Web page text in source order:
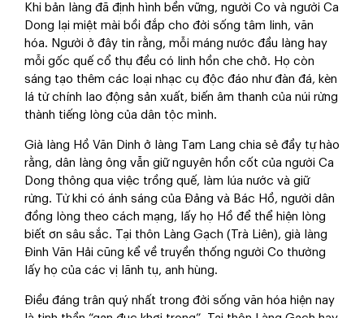
Khi bản làng đã định hình bền vững, người Co và người Ca
Dong lại miệt mài bồi đắp cho đời sống tâm linh, văn
hóa. Người ở đây tin rằng, mỗi máng nước đầu làng hay
mỗi gốc quế cổ thụ đều có linh hồn che chở. Họ còn
sáng tạo thêm các loại nhạc cụ độc đáo như đàn đá, kèn
lá từ chính lao động sản xuất, biến âm thanh của núi rừng
thành tiếng lòng của dân tộc mình.
Già làng Hồ Văn Dinh ở làng Tam Lang chia sẻ đầy tự hào
rằng, dân làng ông vẫn giữ nguyên hồn cốt của người Ca
Dong thông qua việc trồng quế, làm lúa nước và giữ
rừng. Từ khi có ánh sáng của Đảng và Bác Hồ, người dân
đồng lòng theo cách mạng, lấy họ Hồ để thể hiện lòng
biết ơn sâu sắc. Tại thôn Làng Gạch (Trà Liên), già làng
Đinh Văn Hải cũng kể về truyền thống người Co thường
lấy họ của các vị lãnh tụ, anh hùng.
Điều đáng trân quý nhất trong đời sống văn hóa hiện nay